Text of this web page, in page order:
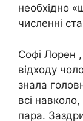
необхідно
численні
Софі Лорен
відходу
знала
всі
пара.